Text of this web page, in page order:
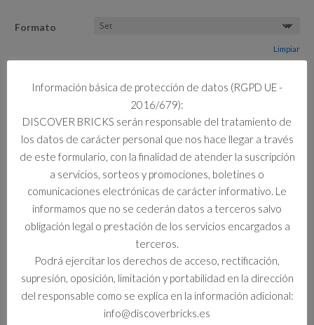
Formato
Limpiar
3 disponibles
TRAJES
DE
MALEFICA
cantidad
Información adicional
Información adicional
Set
Información básica de protección de datos (RGPD UE -
2016/679):
DISCOVER BRICKS serán responsable del tratamiento de
los datos de carácter personal que nos hace llegar a través
de este formulario, con la finalidad de atender la suscripción
a servicios, sorteos y promociones, boletines o
comunicaciones electrónicas de carácter informativo. Le
informamos que no se cederán datos a terceros salvo
obligación legal o prestación de los servicios encargados a
terceros.
Podrá ejercitar los derechos de acceso, rectificación,
supresión, oposición, limitación y portabilidad en la dirección
del responsable como se explica en la información adicional:
info@discoverbricks.es